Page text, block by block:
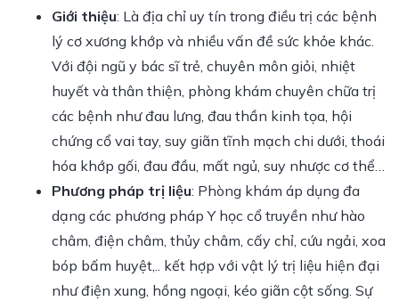
Giới thiệu: Là địa chỉ uy tín trong điều trị các bệnh
lý cơ xương khớp và nhiều vấn đề sức khỏe khác.
Với đội ngũ y bác sĩ trẻ, chuyên môn giỏi, nhiệt
huyết và thân thiện, phòng khám chuyên chữa trị
các bệnh như đau lưng, đau thần kinh tọa, hội
chứng cổ vai tay, suy giãn tĩnh mạch chi dưới, thoái
hóa khớp gối, đau đầu, mất ngủ, suy nhược cơ thể…
Phương pháp trị liệu: Phòng khám áp dụng đa
dạng các phương pháp Y học cổ truyền như hào
châm, điện châm, thủy châm, cấy chỉ, cứu ngải, xoa
bóp bấm huyệt,.. kết hợp với vật lý trị liệu hiện đại
như điện xung, hồng ngoại, kéo giãn cột sống. Sự